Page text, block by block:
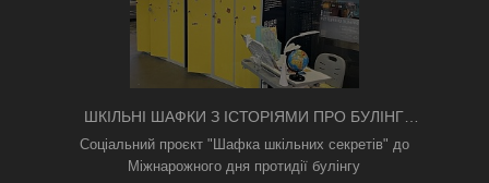
ШКІЛЬНІ ШАФКИ З ІСТОРІЯМИ ПРО БУЛІНГ
З'ЯВИЛИСЯ В КИЄВІ
Соціальний проєкт "Шафка шкільних секретів" до
Міжнарожного дня протидії булінгу